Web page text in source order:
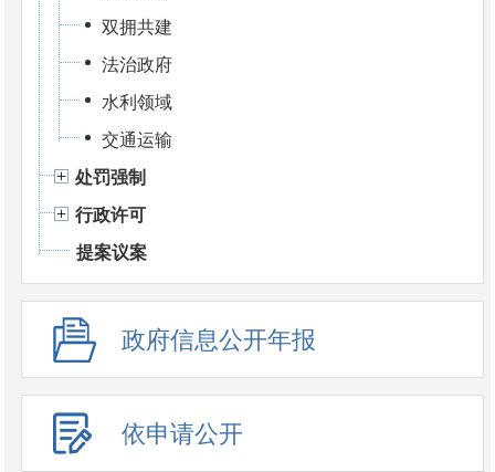
双拥共建
法治政府
水利领域
交通运输
处罚强制
行政许可
提案议案
政府信息公开年报
依申请公开